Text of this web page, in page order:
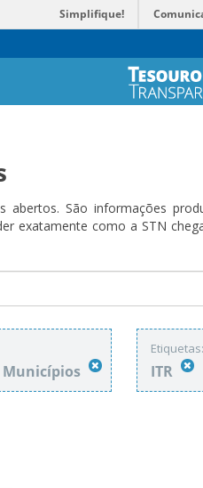
Simplifique!
abertos. São informações
exatamente como a STN
Municípios
Etiquetas:
ITR